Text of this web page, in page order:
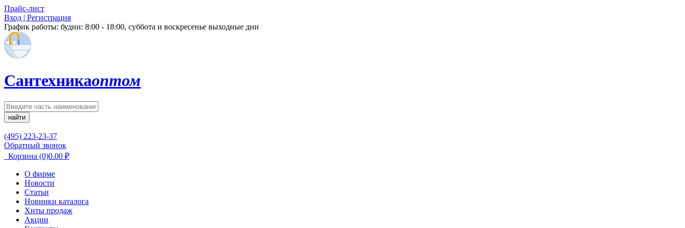
Прайс-лист
Вход | Регистрация
График работы: будни: 8:00 - 18:00, суббота и воскресенье выходные дни
Сантехникаоптом
найти
(495) 223-23-37
Обратный звонок
Корзина (0)0.00 ₽
О фирме
Новости
Статьи
Новинки каталога
Хиты продаж
Акции